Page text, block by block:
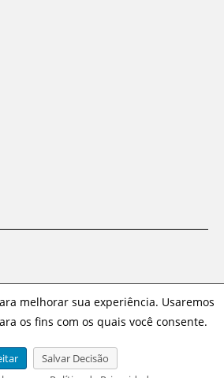
melhorar sua experiência. Usaremos
os fins com os quais você consente.
Salvar Decisão